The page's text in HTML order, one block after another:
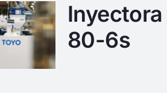
80-6s